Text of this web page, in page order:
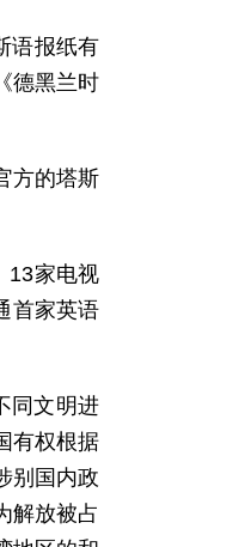
语报纸有
德黑兰时
方的塔斯
13家电视
首家英语
同文明进
有权根据
别国内政
解放被占